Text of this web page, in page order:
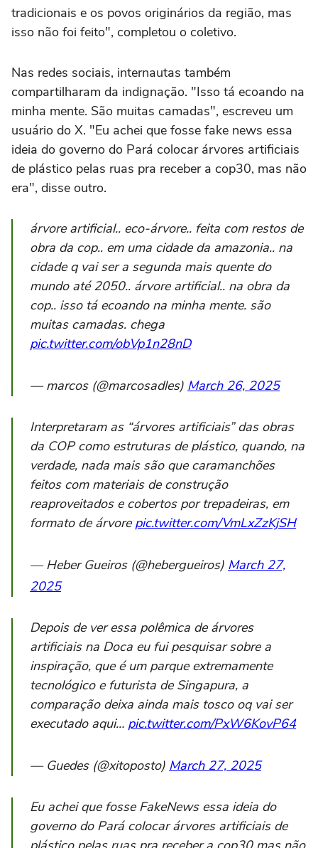
tradicionais e os povos originários da região, mas
isso não foi feito", completou o coletivo.
Nas redes sociais, internautas também
compartilharam da indignação. "Isso tá ecoando na
minha mente. São muitas camadas", escreveu um
usuário do X. "Eu achei que fosse fake news essa
ideia do governo do Pará colocar árvores artificiais
de plástico pelas ruas pra receber a cop30, mas não
era", disse outro.
árvore artificial.. eco-árvore.. feita com restos de
obra da cop.. em uma cidade da amazonia.. na
cidade q vai ser a segunda mais quente do
mundo até 2050.. árvore artificial.. na obra da
cop.. isso tá ecoando na minha mente. são
muitas camadas. chega
pic.twitter.com/obVp1n28nD
— marcos (@marcosadles) March 26, 2025
Interpretaram as “árvores artificiais” das obras
da COP como estruturas de plástico, quando, na
verdade, nada mais são que caramanchões
feitos com materiais de construção
reaproveitados e cobertos por trepadeiras, em
formato de árvore pic.twitter.com/VmLxZzKjSH
— Heber Gueiros (@hebergueiros) March 27,
2025
Depois de ver essa polêmica de árvores
artificiais na Doca eu fui pesquisar sobre a
inspiração, que é um parque extremamente
tecnológico e futurista de Singapura, a
comparação deixa ainda mais tosco oq vai ser
executado aqui… pic.twitter.com/PxW6KovP64
— Guedes (@xitoposto) March 27, 2025
Eu achei que fosse FakeNews essa ideia do
governo do Pará colocar árvores artificiais de